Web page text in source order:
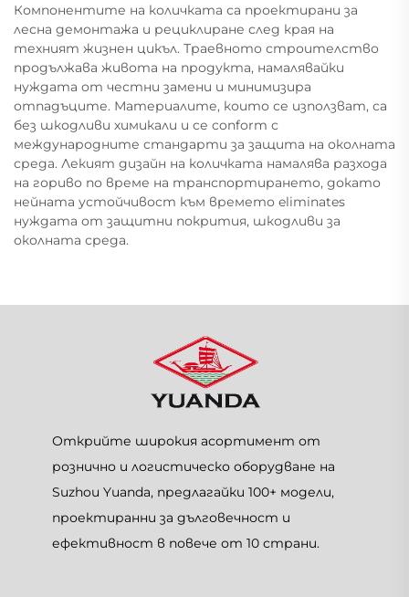
Компонентите на количката са проектирани за
лесна демонтажа и рециклиране след края на
техният жизнен цикъл. Траевното строителство
продължава живота на продукта, намалявайки
нуждата от честни замени и минимизира
отпадъците. Материалите, които се използват, са
без шкодливи химикали и се conform с
международните стандарти за защита на околната
среда. Лекият дизайн на количката намалява разхода
на гориво по време на транспортирането, докато
нейната устойчивост към времето eliminates
нуждата от защитни покрития, шкодливи за
околната среда.
Открийте широкия асортимент от
рознично и логистическо оборудване на
Suzhou Yuanda, предлагайки 100+ модели,
проектиранни за дълговечност и
ефективност в повече от 10 страни.